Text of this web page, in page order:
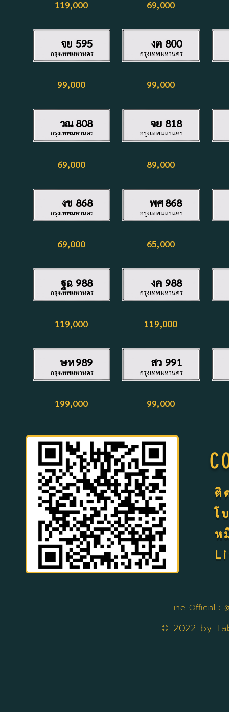
119,000
595
จย
กรุงเทพมหานคร
99,000
808
วณ
กรุงเทพมหานคร
69,000
868
งข
กรุงเทพมหานคร
69,000
988
ฐฉ
กรุงเทพมหานคร
119,000
989
ษห
กรุงเทพมหานคร
199,000
69,000
800
งต
กรุงเทพมหานคร
99,000
818
จย
กรุงเทพมหานคร
89,000
868
พศ
กรุงเทพมหานคร
65,000
988
งค
กรุงเทพมหานคร
119,000
991
สว
กรุงเทพมหานคร
99,000
ติ
โ
ห
Line Official :
© 2022 by